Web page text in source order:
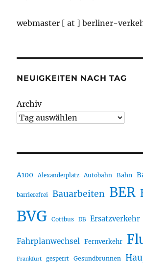
webmaster [ at ] berliner-
NEUIGKEITEN NACH TAG
Archiv
A100 Alexanderplatz Autobahn Bahn
barrierefrei Bauarbeiten BER
BVG Cottbus DB Ersatzverkehr
Fahrplanwechsel Fernverkehr
Frankfurt gesperrt Gesundbrunnen